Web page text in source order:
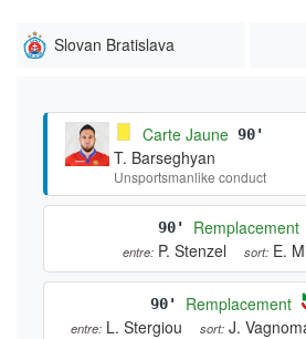
Slovan Bratislava
Carte Jaune 90'
T. Barseghyan
Unsportsmanlike conduct
90' Remplacement
entre: P. Stenzel sort: E.
90' Remplacement
entre: L. Stergiou sort: J.